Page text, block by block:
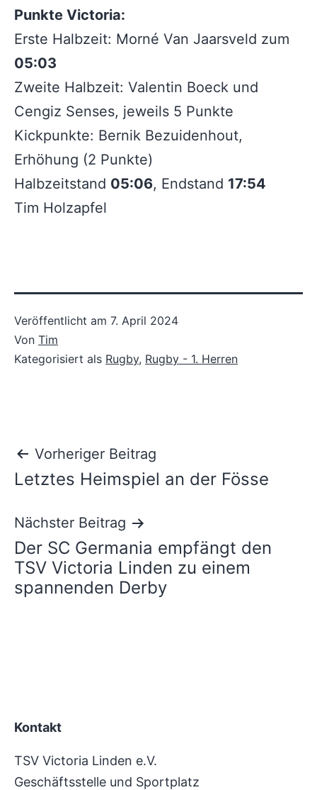
Punkte Victoria:
Erste Halbzeit: Morné Van Jaarsveld zum
05:03
Zweite Halbzeit: Valentin Boeck und
Cengiz Senses, jeweils 5 Punkte
Kickpunkte: Bernik Bezuidenhout,
Erhöhung (2 Punkte)
Halbzeitstand 05:06, Endstand 17:54
Tim Holzapfel
Veröffentlicht am 7. April 2024
Von Tim
Kategorisiert als Rugby, Rugby - 1. Herren
Beitragsnavigation
Vorheriger Beitrag
Letztes Heimspiel an der Fösse
Nächster Beitrag
Der SC Germania empfängt den
TSV Victoria Linden zu einem
spannenden Derby
Kontakt
TSV Victoria Linden e.V.
Geschäftsstelle und Sportplatz